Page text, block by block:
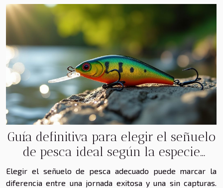
Guía definitiva para elegir el señuelo
de pesca ideal según la especie
objetivo
Elegir el señuelo de pesca adecuado puede marcar la
diferencia entre una jornada exitosa y una sin capturas.